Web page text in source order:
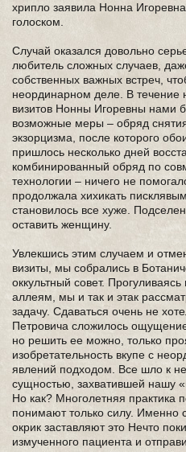
хрипло заявила Нонна
голоском.
Случай оказался довольно
любитель сложных случаев,
собственных важных встреч,
неординарном деле. В течение
визитов Нонны Игоревны нами
возможные меры – обряд
экзорцизма, после которого
пришлось несколько дней
комбинированный обряд по
технологии – ничего не
продолжала хихикать
становилось все хуже.
оставить женщину.
Увлекшись этим случаем и
визиты, мы собрались в
оккультный совет.
аллеям, мы и так и этак
задачу. Сдаваться очень не
Петровича сложилось
но решить ее можно, только
изобретательность вкупе с
явлений подходом. Все шло к
сущностью, захватившей нашу
Но как? Многолетняя практика
понимают только силу. Именно
окрик заставляют это Нечто
измученного пациента и